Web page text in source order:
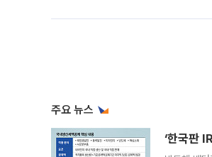
주요 뉴스
‘한국판